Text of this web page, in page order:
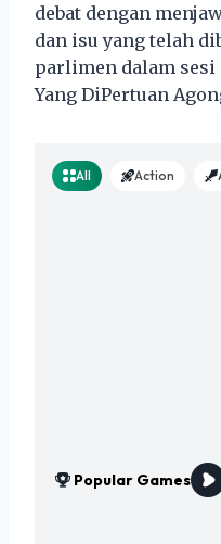
debat dengan
dan isu yang telah
parlimen dalam sesi
Yang DiPertuan